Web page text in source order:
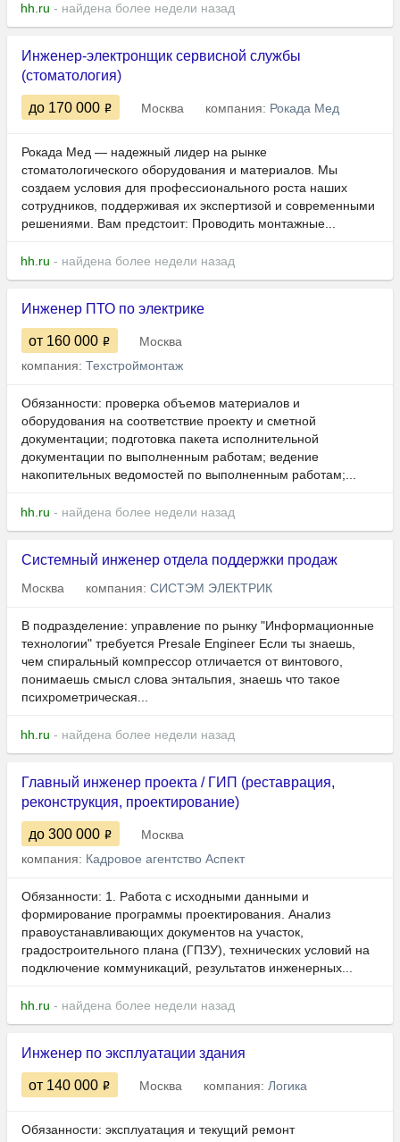
hh.ru - найдена более недели назад
Инженер-электронщик сервисной службы
(стоматология)
до 170 000 Москва компания: Рокада Мед
Рокада Мед — надежный лидер на рынке
стоматологического оборудования и материалов. Мы
создаем условия для профессионального роста наших
сотрудников, поддерживая их экспертизой и современными
решениями. Вам предстоит: Проводить монтажные...
hh.ru - найдена более недели назад
Инженер ПТО по электрике
от 160 000
Москва
компания: Техстроймонтаж
Обязанности: проверка объемов материалов и
оборудования на соответствие проекту и сметной
документации; подготовка пакета исполнительной
документации по выполненным работам; ведение
накопительных ведомостей по выполненным работам;...
hh.ru - найдена более недели назад
Системный инженер отдела поддержки продаж
Москва компания: СИСТЭМ ЭЛЕКТРИК
В подразделение: управление по рынку "Информационные
технологии" требуется Presale Engineer Если ты знаешь,
чем спиральный компрессор отличается от винтового,
понимаешь смысл слова энтальпия, знаешь что такое
психрометрическая...
hh.ru - найдена более недели назад
Главный инженер проекта / ГИП (реставрация,
реконструкция, проектирование)
до 300 000
Москва
компания: Кадровое агентство Аспект
Обязанности: 1. Работа с исходными данными и
формирование программы проектирования. Анализ
правоустанавливающих документов на участок,
градостроительного плана (ГПЗУ), технических условий на
подключение коммуникаций, результатов инженерных...
hh.ru - найдена более недели назад
Инженер по эксплуатации здания
от 140 000 Москва компания: Логика
Обязанности: эксплуатация и текущий ремонт